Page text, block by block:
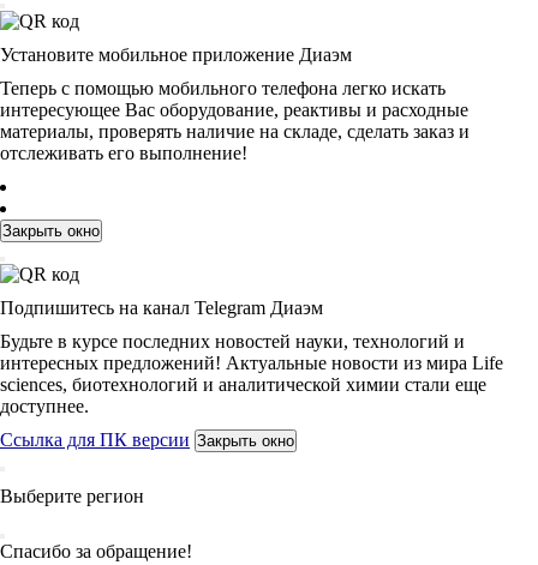
Установите мобильное приложение Диаэм
Теперь с помощью мобильного телефона легко искать
интересующее Вас оборудование, реактивы и расходные
материалы, проверять наличие на складе, сделать заказ и
отслеживать его выполнение!
Закрыть окно
Подпишитесь на канал Telegram Диаэм
Будьте в курсе последних новостей науки, технологий и
интересных предложений! Актуальные новости из мира Life
sciences, биотехнологий и аналитической химии стали еще
доступнее.
Ссылка для ПК версии Закрыть окно
Выберите регион
Спасибо за обращение!